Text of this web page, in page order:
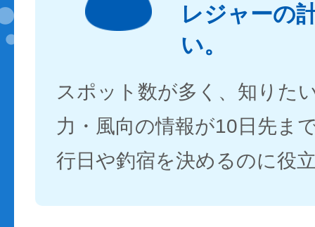
レジャーの
い。
スポット数が多く、知りた
力・風向の情報が10日先ま
行日や釣宿を決めるのに役